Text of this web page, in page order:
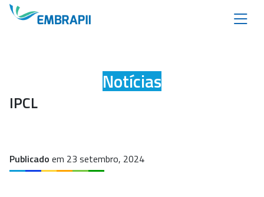
Notícias
IPCL
Publicado em 23 setembro, 2024